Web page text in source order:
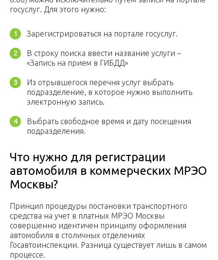
госуслуг. Для этого нужно:
Зарегистрироваться на портале госуслуг.
В строку поиска ввести название услуги –
«Запись на прием в ГИБДД»
Из отрывшегося перечня услуг выбрать
подразделение, в которое нужно выполнить
электронную запись.
Выбрать свободное время и дату посещения
подразделения.
Что нужно для регистрации
автомобиля в коммерческих МРЭО
Москвы?
Принцип процедуры постановки транспортного
средства на учет в платных МРЭО Москвы
совершенно идентичен принципу оформления
автомобиля в столичных отделениях
Госавтоинспекции. Разница существует лишь в самом
процессе.